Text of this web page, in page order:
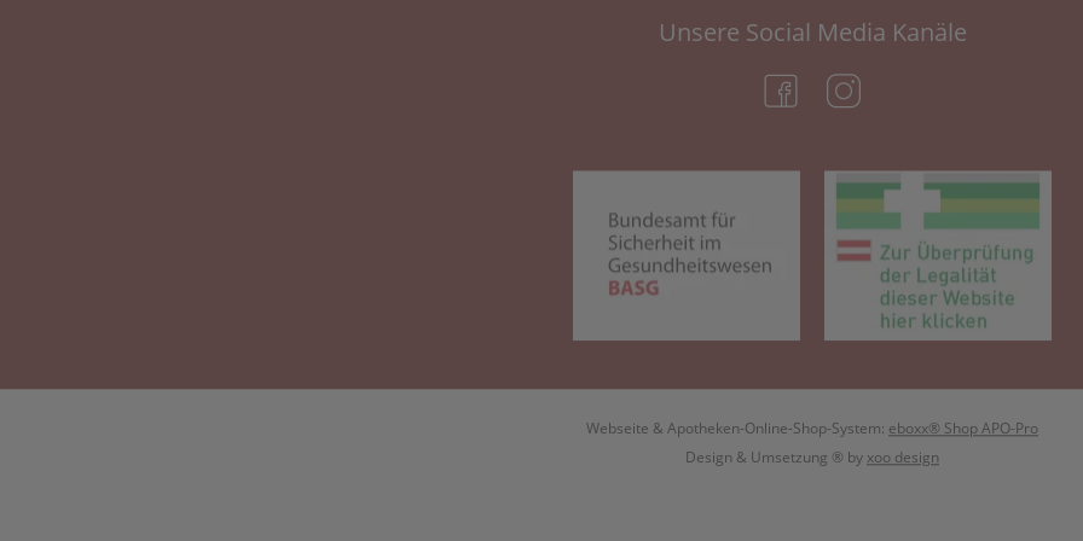
Unsere Social Media Kanäle
(öffnet in neuem Tab)
(öffnet in neuem Tab)
Webseite & Apotheken-Online-Shop-System: eboxx® Shop APO-Pro
Design & Umsetzung ® by xoo design